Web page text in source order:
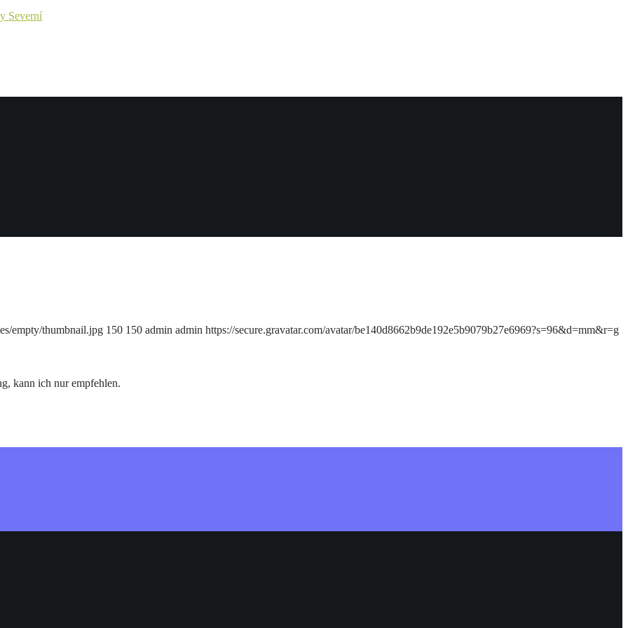
empty/thumbnail.jpg 150 150 admin admin https://secure.gravatar.com/avatar/be140d8662b9de192e5b9079b27e6969?s=96&d=mm&r=g
kann ich nur empfehlen.